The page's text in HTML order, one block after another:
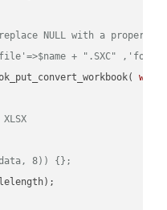
NULL with a proper
+ ".SXC"
8)) {};